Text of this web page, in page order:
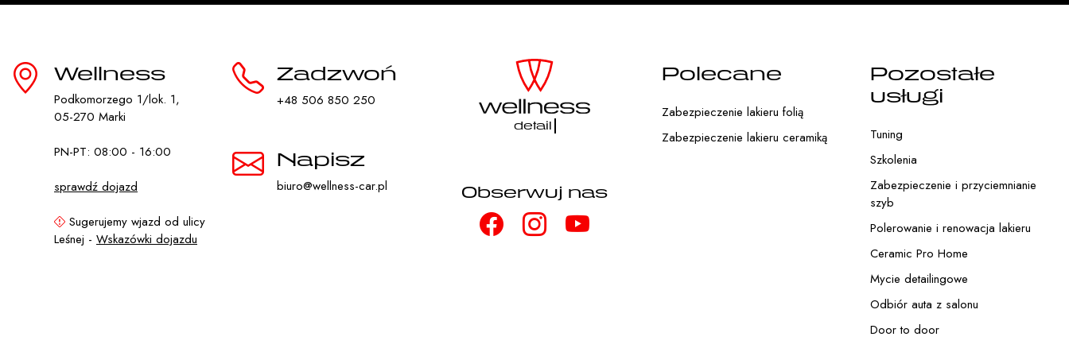
Wellness
Podkomorzego 1/lok. 1,
05-270 Marki
PN-PT: 08:00 - 16:00
sprawdź dojazd
Sugerujemy wjazd od ulicy
Leśnej - Wskazówki dojazdu
Zadzwoń
+48 506 850 250
Napisz
biuro@wellness-car.pl
detailing
Obserwuj nas
Polecane
Zabezpieczenie lakieru folią
Zabezpieczenie lakieru ceramiką
Pozostałe
usługi
Tuning
Szkolenia
Zabezpieczenie i przyciemnianie
szyb
Polerowanie i renowacja lakieru
Ceramic Pro Home
Mycie detailingowe
Odbiór auta z salonu
Door to door